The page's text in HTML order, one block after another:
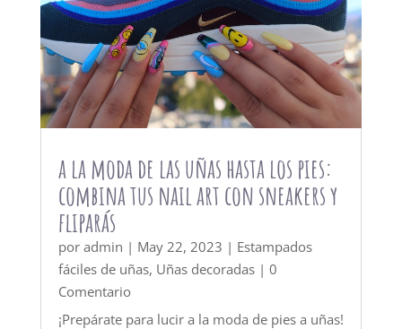
a la moda de las uñas hasta los pies:
combina tus nail art con sneakers y
fliparás
por admin | May 22, 2023 | Estampados
fáciles de uñas, Uñas decoradas| 0
Comentario
¡Prepárate para lucir a la moda de pies a uñas!